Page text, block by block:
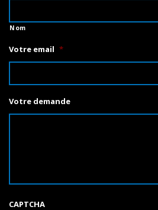
Nom
Votre email *
Votre demande
CAPTCHA